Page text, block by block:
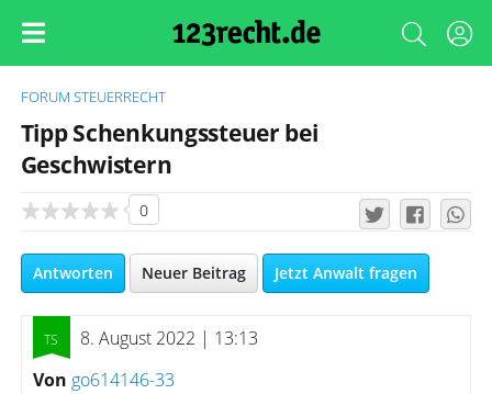
FORUM STEUERRECHT
Tipp Schenkungssteuer bei
Geschwistern
0
Antworten Neuer Beitrag Jetzt Anwalt fragen
8. August 2022 | 13:13
Von go614146-33